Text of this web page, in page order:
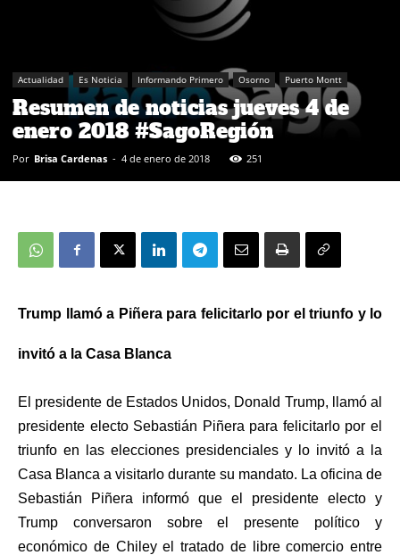
Actualidad Es Noticia Informando Primero Osorno Puerto Montt
Resumen de noticias jueves 4 de
enero 2018 #SagoRegión
Por Brisa Cardenas - 4 de enero de 2018 251
Trump llamó a Piñera para felicitarlo por el triunfo y lo
invitó a la Casa Blanca
El presidente de Estados Unidos, Donald Trump, llamó al
presidente electo Sebastián Piñera para felicitarlo por el
triunfo en las elecciones presidenciales y lo invitó a la
Casa Blanca a visitarlo durante su mandato. La oficina de
Sebastián Piñera informó que el presidente electo y
Trump conversaron sobre el presente político y
económico de Chiley el tratado de libre comercio entre